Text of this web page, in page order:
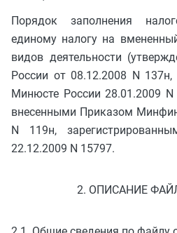
Порядок заполнения
единому налогу на
видов деятельности
России от 08.12.2008 N
Минюсте России 28.01.2009
внесенными Приказом
N 119н,
22.12.2009 N 15797.
2. ОПИСАНИЕ